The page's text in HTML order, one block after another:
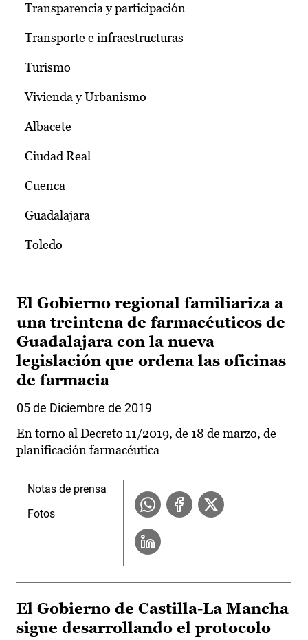
Transparencia y participación
Transporte e infraestructuras
Turismo
Vivienda y Urbanismo
Albacete
Ciudad Real
Cuenca
Guadalajara
Toledo
El Gobierno regional familiariza a
una treintena de farmacéuticos de
Guadalajara con la nueva
legislación que ordena las oficinas
de farmacia
05 de Diciembre de 2019
En torno al Decreto 11/2019, de 18 de marzo, de
planificación farmacéutica
Notas de prensa
Fotos
El Gobierno de Castilla-La Mancha
sigue desarrollando el protocolo